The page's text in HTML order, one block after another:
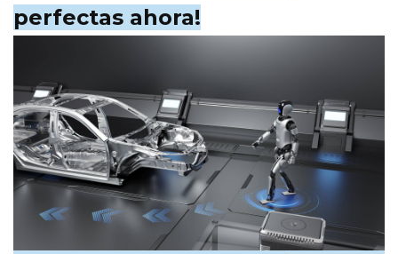
perfectas ahora!